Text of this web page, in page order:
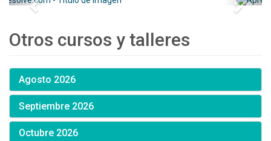
Otros cursos y talleres
Agosto 2026
Septiembre 2026
Octubre 2026